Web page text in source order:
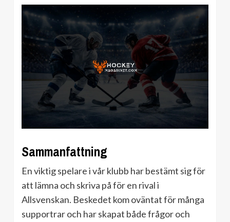
Sammanfattning
En viktig spelare i vår klubb har bestämt sig för
att lämna och skriva på för en rival i
Allsvenskan. Beskedet kom oväntat för många
supportrar och har skapat både frågor och